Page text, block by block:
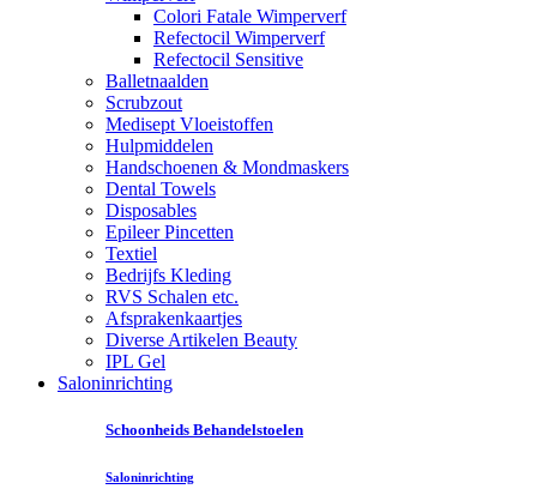
Colori Fatale Wimperverf
Refectocil Wimperverf
Refectocil Sensitive
Balletnaalden
Scrubzout
Medisept Vloeistoffen
Hulpmiddelen
Handschoenen & Mondmaskers
Dental Towels
Disposables
Epileer Pincetten
Textiel
Bedrijfs Kleding
RVS Schalen etc.
Afsprakenkaartjes
Diverse Artikelen Beauty
IPL Gel
Saloninrichting
Schoonheids Behandelstoelen
Saloninrichting